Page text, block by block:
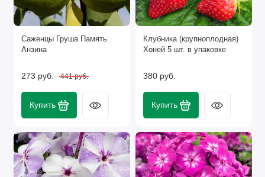
Саженцы Груша Память
Анзина
273 руб. 441 руб.
Купить
Клубника (крупноплодная)
Хоней 5 шт. в упаковке
380 руб.
Купить